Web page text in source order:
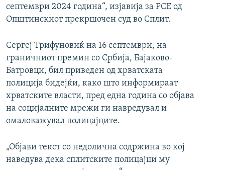
септември 2024 година“, изјавија за РСЕ од
Општинскиот прекршочен суд во Сплит.
Сергеј Трифуновиќ на 16 септември, на
граничниот премин со Србија, Бајаково-
Батровци, бил приведен од хрватската
полиција бидејќи, како што информираат
хрватските власти, пред една година со објава
на социјалните мрежи ги навредувал и
омаловажувал полицајците.
„Објави текст со недолична содржина во кој
наведува дека сплитските полицајци му